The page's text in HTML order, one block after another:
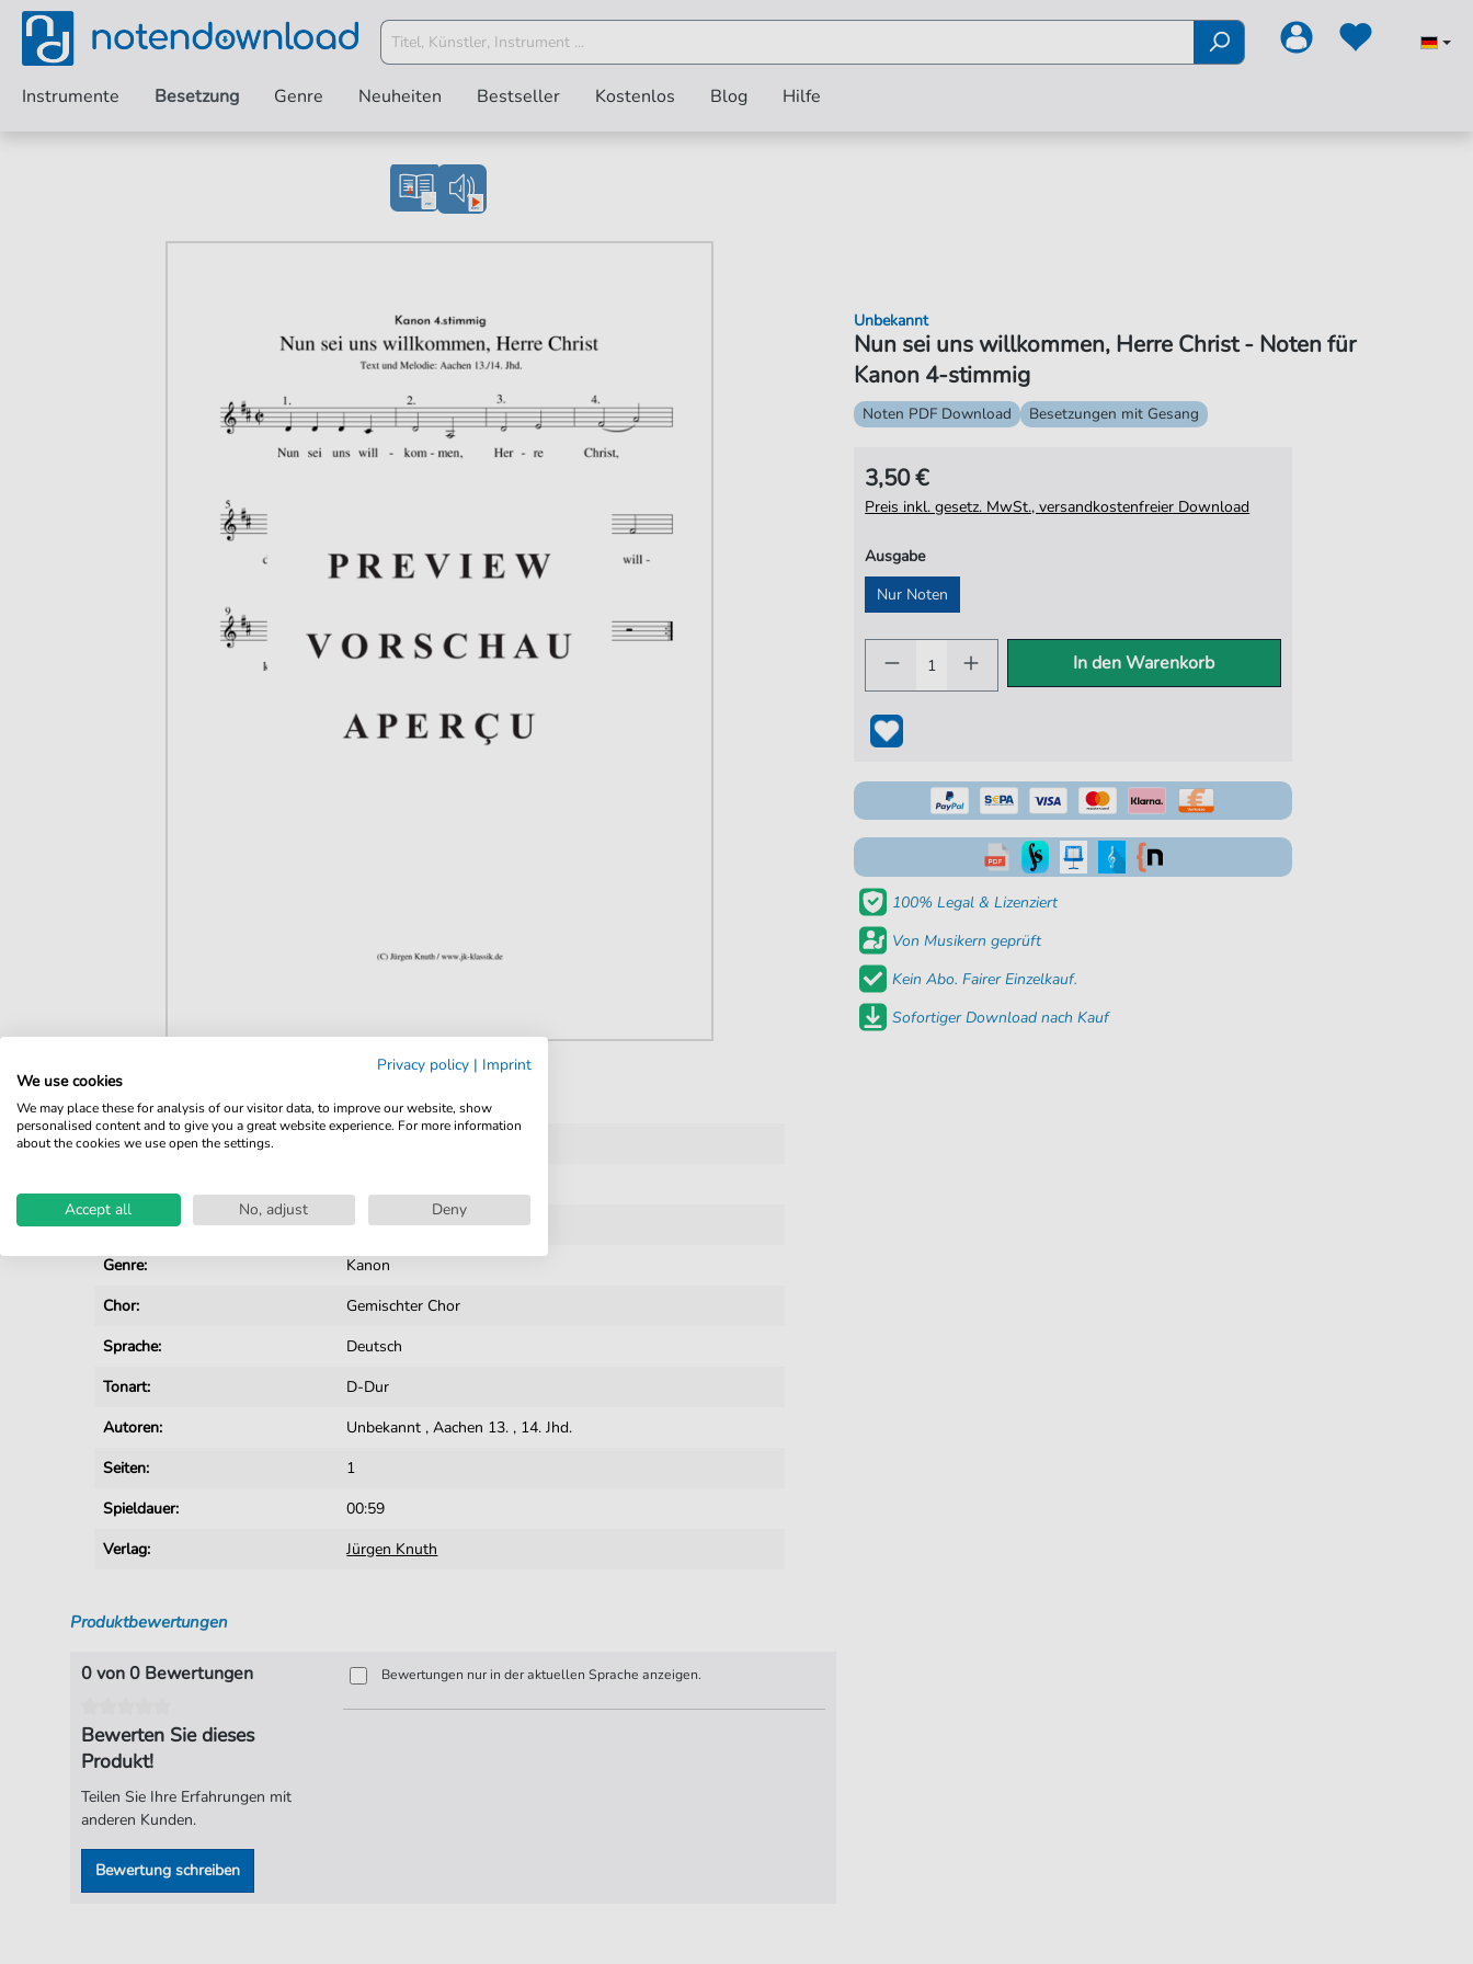
Instrumente Besetzung Genre Neuheiten Bestseller Kostenlos Blog Hilfe
Details
Produktnummer:
Instrumente:
Chor
Genre:
Kanon
Chor:
Gemischter Chor
Sprache:
Deutsch
Tonart:
D-Dur
Autoren:
Unbekannt ,Aachen 13. , 14. Jhd.
Seiten:
1
Spieldauer:
00:59
Verlag:
Jürgen Knuth
Nun sei uns willkommen, Herre Christ - Noten für
Kanon 4-stimmig
Unbekannt
Noten PDF Download Besetzungen mit Gesang
3,50 €
Preis inkl. gesetz. MwSt., versandkostenfreier Download
Ausgabe
Nur Noten
In den Warenkorb
100% Legal & Lizenziert
Von Musikern geprüft
Kein Abo. Fairer Einzelkauf.
Sofortiger Download nach Kauf
Produktbewertungen
0 von 0 Bewertungen
Bewerten Sie dieses
Produkt!
Teilen Sie Ihre Erfahrungen mit
anderen Kunden.
Bewertung schreiben
Bewertungen nur in der aktuellen Sprache anzeigen.
Privacy policy | Imprint
We use cookies
We may place these for analysis of our visitor data, to improve our website, show
personalised content and to give you a great website experience. For more information
about the cookies we use open the settings.
Accept all No, adjust Deny